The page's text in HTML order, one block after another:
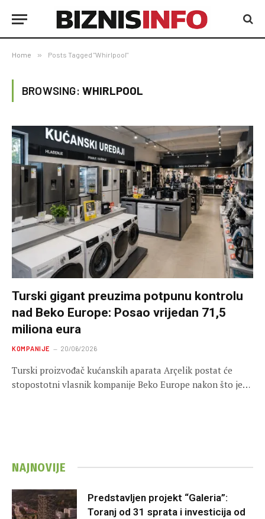
Home » Posts Tagged "Whirlpool"
BROWSING: WHIRLPOOL
Turski gigant preuzima potpunu kontrolu
nad Beko Europe: Posao vrijedan 71,5
miliona eura
KOMPANIJE 20/06/2026
Turski proizvođač kućanskih aparata Arçelik postat će
stopostotni vlasnik kompanije Beko Europe nakon što je…
NAJNOVIJE
Predstavljen projekt “Galeria”:
Toranj od 31 sprata i investicija od